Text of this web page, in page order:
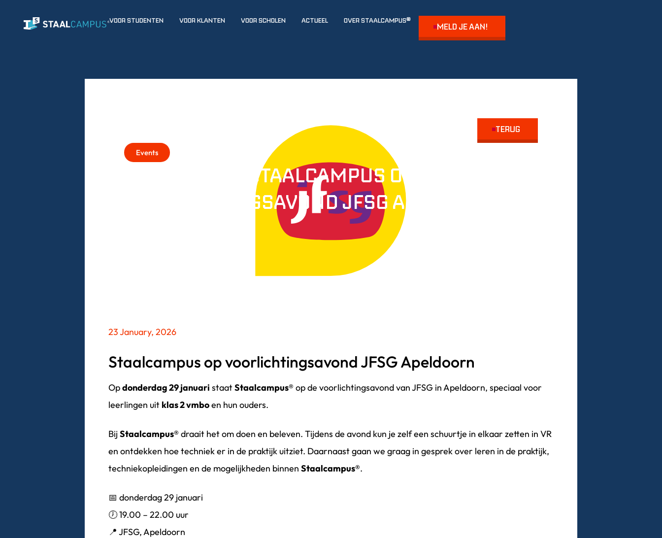
VOOR STUDENTEN VOOR KLANTEN VOOR SCHOLEN ACTUEEL OVER STAALCAMPUS®
MELD JE AAN!
TERUG
Events
29 JANUARI | STAALCAMPUS OP
VOORLICHTINGSAVOND JFSG APELDOORN
23 January, 2026
Staalcampus op voorlichtingsavond JFSG Apeldoorn
Opdonderdag 29 januari staatStaalcampus® op de voorlichtingsavond van JFSG in Apeldoorn, speciaal voor
leerlingen uit klas 2 vmboen hun ouders.
BijStaalcampus® draait het om doen en beleven. Tijdens de avond kun je zelf een schuurtje in elkaar zetten in VR
en ontdekken hoe techniek er in de praktijk uitziet. Daarnaast gaan we graag in gesprek over leren in de praktijk,
techniekopleidingen en de mogelijkheden binnen Staalcampus®.
📅 donderdag 29 januari
🕖 19.00 – 22.00 uur
📍 JFSG, Apeldoorn